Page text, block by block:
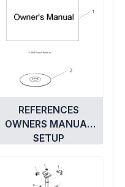
REFERENCES
OWNERS MANUAL
SETUP